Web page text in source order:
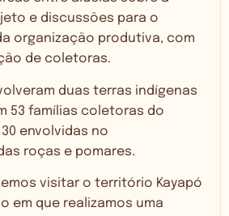
e discussões para o
organização produtiva, com
de coletoras.
duas terras indígenas
53 famílias coletoras do
envolvidas no
roças e pomares.
visitar o território Kayapó
em que realizamos uma